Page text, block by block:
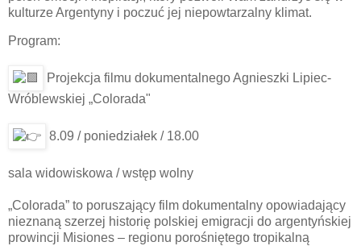
kulturze Argentyny i poczuć jej niepowtarzalny klimat.
Program:
Projekcja filmu dokumentalnego Agnieszki Lipiec-
Wróblewskiej „Colorada"
8.09 / poniedziałek / 18.00
sala widowiskowa / wstęp wolny
„Colorada” to poruszający film dokumentalny opowiadający
nieznaną szerzej historię polskiej emigracji do argentyńskiej
prowincji Misiones – regionu porośniętego tropikalną